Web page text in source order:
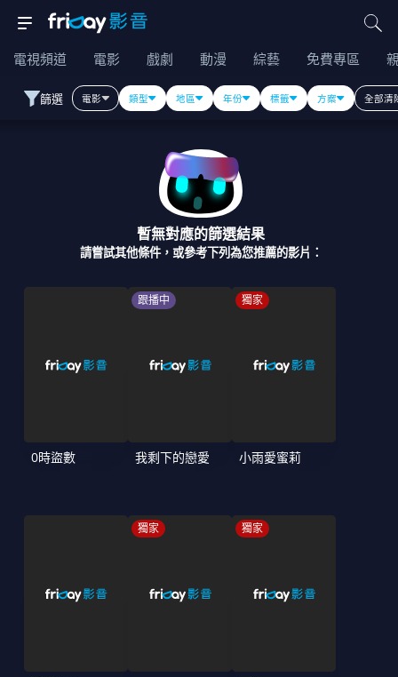
電視頻道 電影 戲劇 動漫 綜藝 免費專區
篩選 電影 類型 地區 年份 標籤 方案 全部清
暫無對應的篩選結果
請嘗試其他條件，或參考下列為您推薦的影片：
0時盜數
跟播中
我剩下的戀愛
獨家
小雨愛蜜莉
獨家 獨家